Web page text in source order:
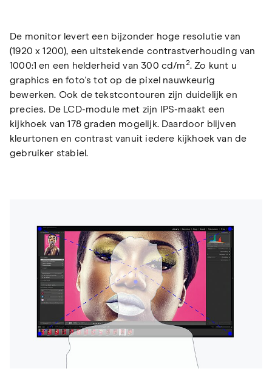
De monitor levert een bijzonder hoge resolutie van
(1920 x 1200), een uitstekende contrastverhouding van
1000:1 en een helderheid van 300 cd/m2. Zo kunt u
graphics en foto's tot op de pixel nauwkeurig
bewerken. Ook de tekstcontouren zijn duidelijk en
precies. De LCD-module met zijn IPS-maakt een
kijkhoek van 178 graden mogelijk. Daardoor blijven
kleurtonen en contrast vanuit iedere kijkhoek van de
gebruiker stabiel.